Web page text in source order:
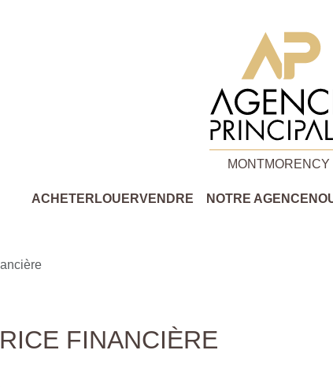
MONTMORENCY
ACHETER LOUERVENDRE NOTRE AGENCE
FINANCIÈRE